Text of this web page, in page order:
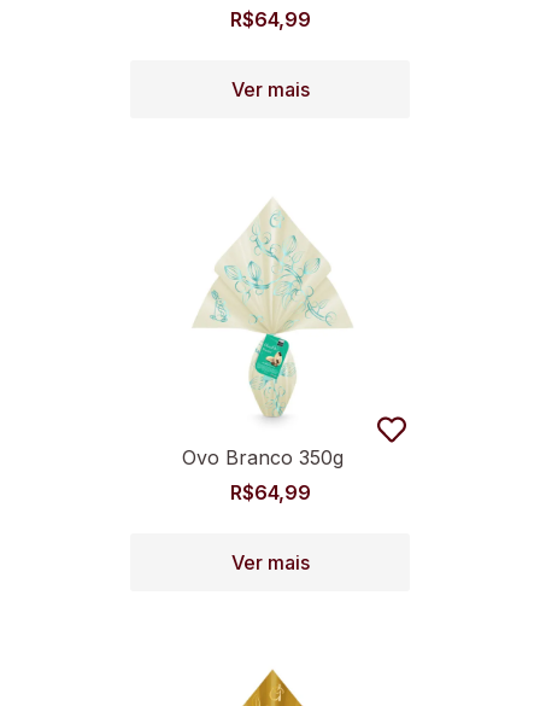
R$64,99
Ver mais
Ovo Branco 350g
R$64,99
Ver mais